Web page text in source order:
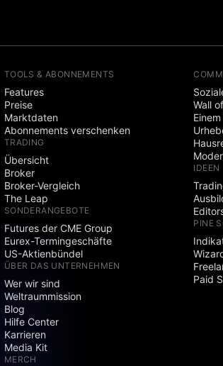
TOOLS & ABONNEMENTS
Features
Preise
Marktdaten
Abonnements verschenken
TRADING
Übersicht
Broker
Broker-Vergleich
The Leap
SONDERANGEBOTE
Futures der CME Group
Eurex-Termingeschäfte
US-Aktienbündel
ÜBER DAS UNTERNEHMEN
Wer wir sind
Weltraummission
Blog
Hilfe Center
Karrieren
Media Kit
MERCH
Wall
IDEEN
PINE
Paid